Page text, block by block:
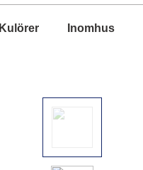
Kulörer Inomhus